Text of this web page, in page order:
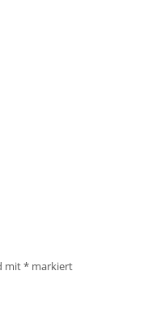
mit* markiert